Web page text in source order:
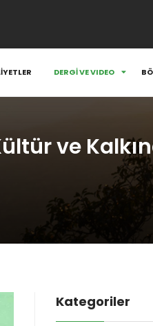
DERGİ VE VIDEO
ve
Kategoriler